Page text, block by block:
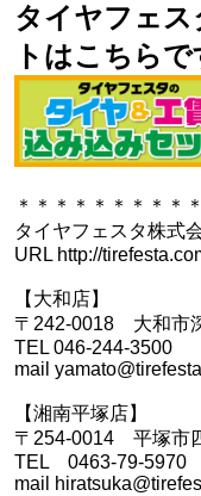
タイヤフェス
トはこちらで
＊＊＊＊＊＊＊＊＊
タイヤフェスタ株式
URL http://
【大和店】
〒242-0018 大和市
TEL 046-244-3500
mail
【湘南平塚店】
〒254-0014 平塚市
TEL 0463-79-5970
mail